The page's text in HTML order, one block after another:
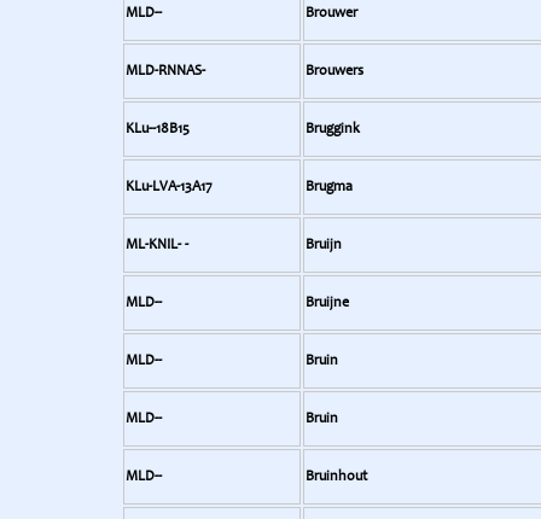
MLD-- Brouwer
MLD-RNNAS- Brouwers
KLu--18B15 Bruggink
KLu-LVA-13A17 Brugma
ML-KNIL- - Bruijn
MLD-- Bruijne
MLD-- Bruin
MLD-- Bruin
MLD-- Bruinhout